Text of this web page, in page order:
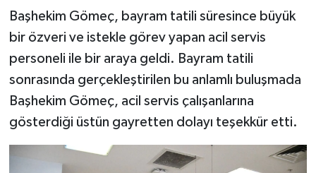
Başhekim Gömeç, bayram tatili süresince büyük
bir özveri ve istekle görev yapan acil servis
personeli ile bir araya geldi. Bayram tatili
sonrasında gerçekleştirilen bu anlamlı buluşmada
Başhekim Gömeç, acil servis çalışanlarına
gösterdiği üstün gayretten dolayı teşekkür etti.